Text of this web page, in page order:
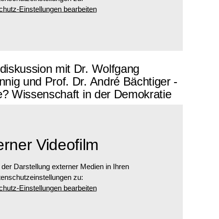
Einstellungen bearbeiten
mit Dr. Wolfgang
und Prof. Dr. André Bächtiger -
Wissenschaft in der Demokratie
Videofilm
Darstellung externer Medien in Ihren
zu:
Einstellungen bearbeiten